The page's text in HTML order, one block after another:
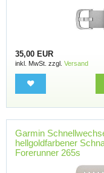
35,00 EUR
inkl. MwSt. zzgl. Versand
Garmin
hellgoldfarbener
Forerunner 265s